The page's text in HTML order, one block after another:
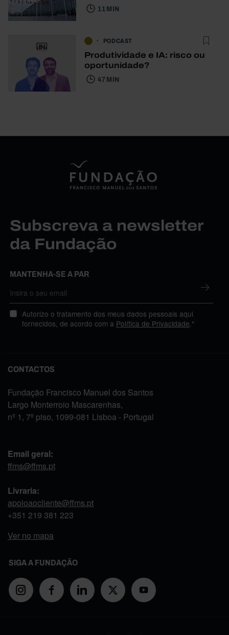
11 MIN
PODCAST
Produtividade e IA: risco ou
oportunidade?
47 MIN
Subscreva a newsletter
da Fundação
MANTENHA-SE A PAR
Autorizo o tratamento dos meus dados pessoais aqui
fornecidos, de acordo com a Política de Privacidade .*
CONTACTOS
Fundação Francisco Manuel dos Santos
Largo Monterroio Mascarenhas,
nº 1, 7º piso, 1099-081 Lisboa - Portugal
Email geral:
ffms@ffms.pt
Livraria:
apoioaocliente@ffms.pt
+351 219 381 223
Ver no mapa
SIGA A FUNDAÇÃO